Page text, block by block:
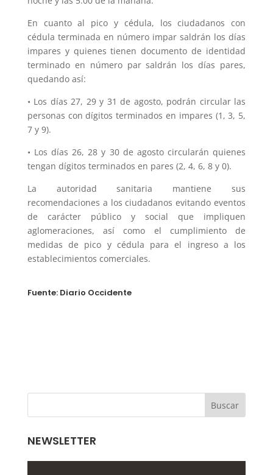
En cuanto al pico y cédula, los ciudadanos con
cédula terminada en número impar saldrán los días
impares y quienes tienen documento de identidad
terminado en número par saldrán los días pares,
quedando así:
• Los días 27, 29 y 31 de agosto, podrán circular las
personas con dígitos terminados en impares (1, 3, 5,
7 y 9).
• Los días 26, 28 y 30 de agosto circularán quienes
tengan dígitos terminados en pares (2, 4, 6, 8 y 0).
La autoridad sanitaria mantiene sus
recomendaciones a los ciudadanos evitando eventos
de carácter público y social que impliquen
aglomeraciones, así como el cumplimiento de
medidas de pico y cédula para el ingreso a los
establecimientos comerciales.
Fuente: Diario Occidente
NEWSLETTER